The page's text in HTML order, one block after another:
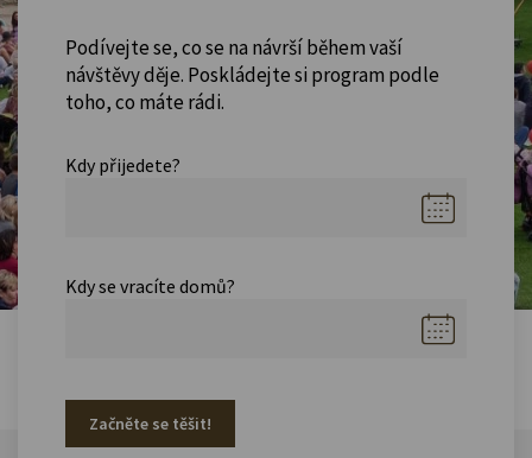
Podívejte se, co se na návrší během vaší
návštěvy děje. Poskládejte si program podle
toho, co máte rádi.
Kdy přijedete?
Kdy se vracíte domů?
Začněte se těšit!